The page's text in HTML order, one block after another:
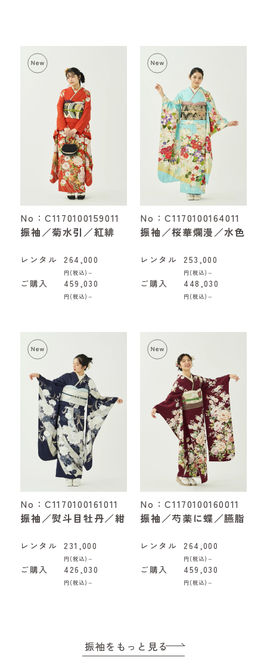
No：C1170100159011
振袖／菊水引／紅緋
レンタル 264,000
円(税込)～
ご購入 459,030
円(税込)～
No：C1170100164011
振袖／桜華爛漫／水色
レンタル 253,000
円(税込)～
ご購入 448,030
円(税込)～
No：C1170100161011
振袖／熨斗目牡丹／紺
レンタル 231,000
円(税込)～
ご購入 426,030
円(税込)～
No：C1170100160011
振袖／芍薬に蝶／臙脂
レンタル 264,000
円(税込)～
ご購入 459,030
円(税込)～
振袖をもっと見る